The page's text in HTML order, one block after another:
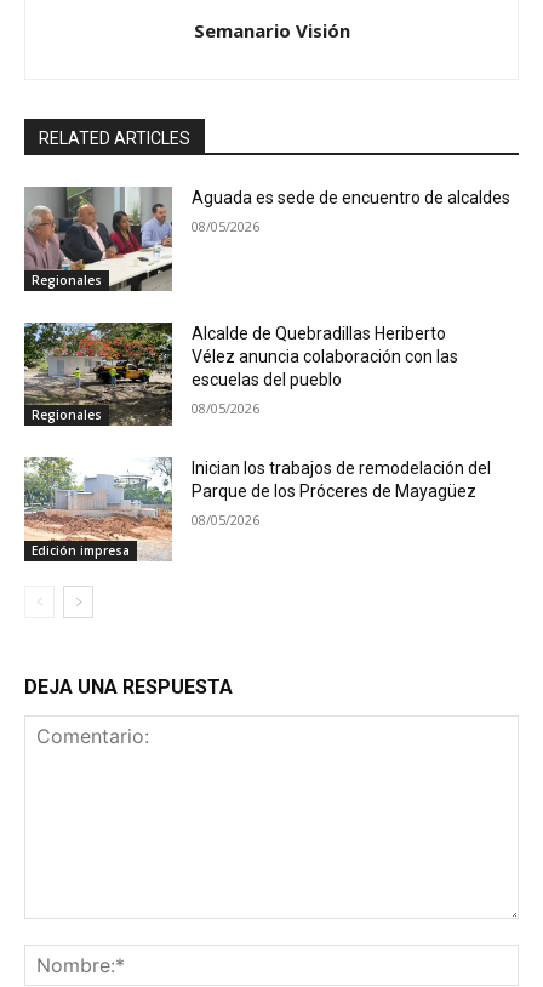
Semanario Visión
RELATED ARTICLES
Regionales
Aguada es sede de encuentro de alcaldes
08/05/2026
Regionales
Alcalde de Quebradillas Heriberto
Vélez anuncia colaboración con las
escuelas del pueblo
08/05/2026
Edición impresa
Inician los trabajos de remodelación del
Parque de los Próceres de Mayagüez
08/05/2026
DEJA UNA RESPUESTA